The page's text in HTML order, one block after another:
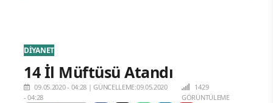
DİYANET
14 İl Müftüsü Atandı
09.05.2020 - 04:28 |GÜNCELLEME:09.05.2020
- 04:28
1429
GÖRÜNTÜLEME